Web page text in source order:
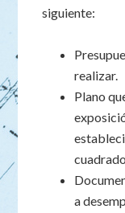
siguiente:
realizar.
Plano
a